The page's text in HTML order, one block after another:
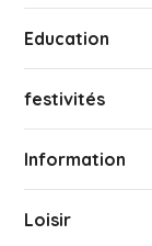
Education
festivités
Information
Loisir